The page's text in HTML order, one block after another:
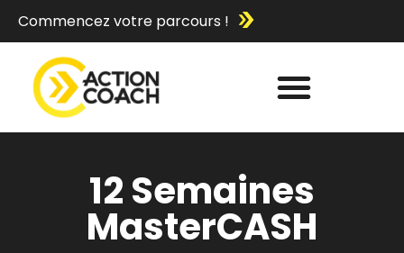
Commencez votre parcours !
12 Semaines
MasterCASH